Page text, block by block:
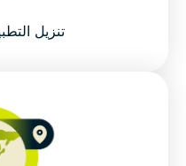
Why use an India VPN?
ExpressVPN for India?
تنزيل